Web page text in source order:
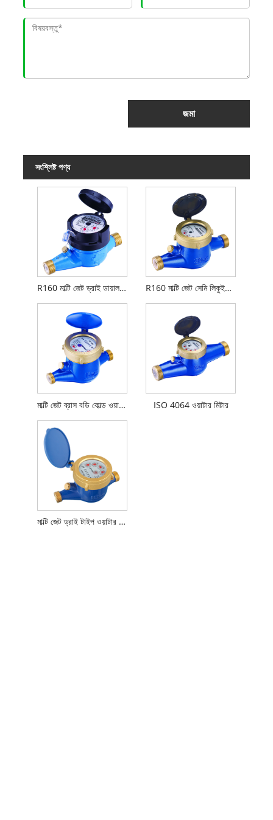
জমা
সংশ্লিষ্ট পণ্য
R160 মাল্টি জেট ড্রাই ডায়াল ওয়াটার মিটার R160 মাল্টি জেট সেমি লিকুইড সিলড ওয়াটার মিটার সহ MID অনুমোদিত
মাল্টি জেট ব্রাস বডি কোল্ড ওয়াটার মিটার ISO 4064 ওয়াটার মিটার
মাল্টি জেট ড্রাই টাইপ ওয়াটার মিটার